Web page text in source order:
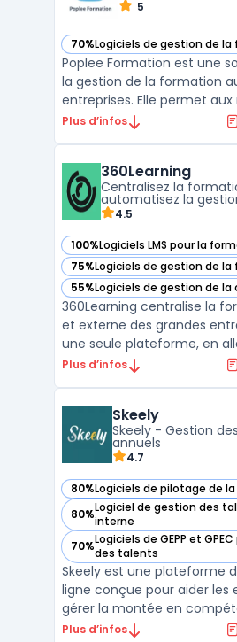
5
70%Logiciels de gestion de la
— voir Poplee Formation
Poplee Formation est une
la gestion de la formation
entreprises. Elle permet aux
RH et aux formateurs de
le logiciel facilite la gestion
f ...
Plus d’infos
360Learning
Centralisez la
automatisez la
4.5
100%Logiciels LMS pour la
— voir 360Learning dans
75%Logiciels de gestion de la
— voir 360Learning dans
55%Logiciels de gestion de la
— voir 360Learning dans
360Learning centralise la
et externe des grandes
une seule plateforme, en
gestion avec un learning
combiner gestion de
Plus d’infos
Skeely
Skeely - Gestion
annuels
4.7
80%Logiciels de pilotage de
— voir Skeely dans cette
80%Logiciel de gestion des
interne
— voir Skeely dans cette
70%Logiciels de GEPP et
des talents
— voir Skeely dans cette
Skeely est une plateforme
ligne conçue pour aider les
gérer la montée en
collaborateurs de manière
Plus d’infos